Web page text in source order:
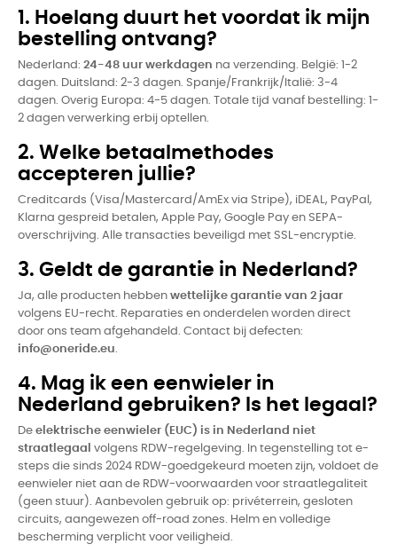
1. Hoelang duurt het voordat ik mijn
bestelling ontvang?
Nederland: 24-48 uur werkdagen na verzending. België: 1-2
dagen. Duitsland: 2-3 dagen. Spanje/Frankrijk/Italië: 3-4
dagen. Overig Europa: 4-5 dagen. Totale tijd vanaf bestelling: 1-
2 dagen verwerking erbij optellen.
2. Welke betaalmethodes
accepteren jullie?
Creditcards (Visa/Mastercard/AmEx via Stripe), iDEAL, PayPal,
Klarna gespreid betalen, Apple Pay, Google Pay en SEPA-
overschrijving. Alle transacties beveiligd met SSL-encryptie.
3. Geldt de garantie in Nederland?
Ja, alle producten hebben wettelijke garantie van 2 jaar
volgens EU-recht. Reparaties en onderdelen worden direct
door ons team afgehandeld. Contact bij defecten:
info@oneride.eu.
4. Mag ik een eenwieler in
Nederland gebruiken? Is het legaal?
De elektrische eenwieler (EUC) is in Nederland niet
straatlegaal
volgens RDW-regelgeving. In tegenstelling tot e-
steps die sinds 2024 RDW-goedgekeurd moeten zijn, voldoet de
eenwieler niet aan de RDW-voorwaarden voor straatlegaliteit
(geen stuur). Aanbevolen gebruik op: privéterrein, gesloten
circuits, aangewezen off-road zones. Helm en volledige
bescherming verplicht voor veiligheid.